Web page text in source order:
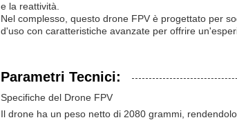
e la reattività.
Nel complesso, questo drone FPV è progettato per
d'uso con caratteristiche avanzate per offrire
Parametri Tecnici:
Specifiche del Drone FPV
Il drone ha un peso netto di 2080 grammi,